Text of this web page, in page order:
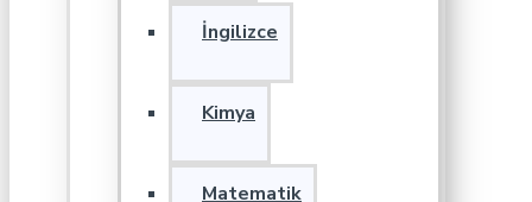
İngilizce
Kimya
Matematik